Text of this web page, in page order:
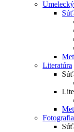
Literatúra
Fotografia